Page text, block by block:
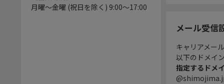
月曜～金曜 (祝日を除く) 9:00～17:00
メール受信
キャリアメー
以下のドメイ
指定するドメ